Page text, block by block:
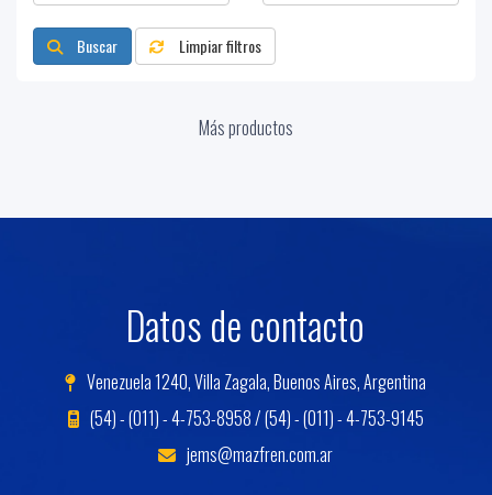
Buscar Limpiar filtros
Más productos
Datos de contacto
Venezuela 1240, Villa Zagala, Buenos Aires, Argentina
(54) - (011) - 4-753-8958 / (54) - (011) - 4-753-9145
jems@mazfren.com.ar